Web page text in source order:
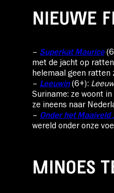
NIEUWE
– Superkat Maurice
met de jacht op
helemaal geen ratten
– Leeuwin(6+):
Suriname: ze woont
ze ineens naar
– Onder het Maaiveld
wereld onder onze
MINOES